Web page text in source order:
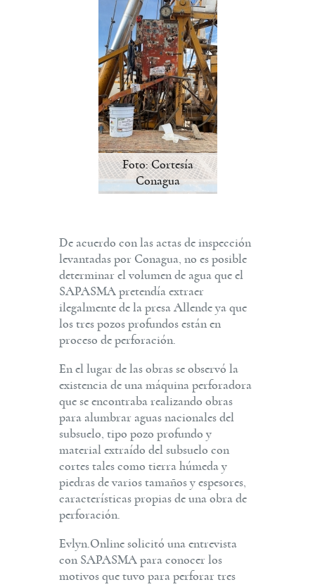
Foto: Cortesía
Conagua
De acuerdo con las actas de inspección
levantadas por Conagua, no es posible
determinar el volumen de agua que el
SAPASMA pretendía extraer
ilegalmente de la presa Allende ya que
los tres pozos profundos están en
proceso de perforación.
En el lugar de las obras se observó la
existencia de una máquina perforadora
que se encontraba realizando obras
para alumbrar aguas nacionales del
subsuelo, tipo pozo profundo y
material extraído del subsuelo con
cortes tales como tierra húmeda y
piedras de varios tamaños y espesores,
características propias de una obra de
perforación.
Evlyn.Online solicitó una entrevista
con SAPASMA para conocer los
motivos que tuvo para perforar tres